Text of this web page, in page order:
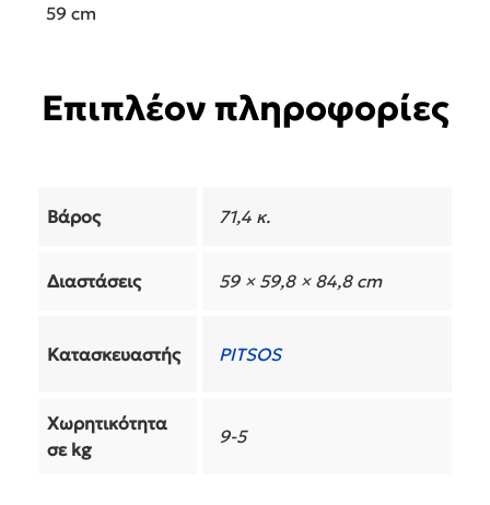
59 cm
Επιπλέον πληροφορίες
Βάρος 71,4 κ.
Διαστάσεις 59 × 59,8 × 84,8 cm
Κατασκευαστής PITSOS
Χωρητικότητα
σε kg
9-5